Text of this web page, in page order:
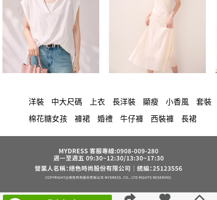
洋裝 中大尺碼 上衣 長洋裝 顯瘦 小香風 套裝
棉花糖女孩 褲裙 婚禮 牛仔褲 西裝褲 長裙
雪紡 V領 裙子 襯衫 短洋裝 正韓 洋裝 褲
上身 氣質 連身褲 裙 保暖
外套 內衣 背心 西裝 收腰 短褲